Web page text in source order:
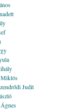
Miklós
Judit